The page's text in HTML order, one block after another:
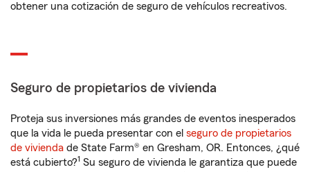
obtener una cotización de seguro de vehículos recreativos.
Seguro de propietarios de vivienda
Proteja sus inversiones más grandes de eventos inesperados
que la vida le pueda presentar con el seguro de propietarios
de vivienda de State Farm® en Gresham, OR. Entonces, ¿qué
está cubierto?1 Su seguro de vivienda le garantiza que puede